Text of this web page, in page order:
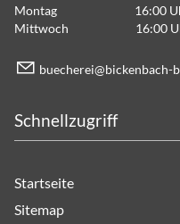
Montag 16:00 Uhr
Mittwoch 16:00 Uhr
b ch r b ck nb ch-b
Schnellzugriff
Startseite
Sitemap